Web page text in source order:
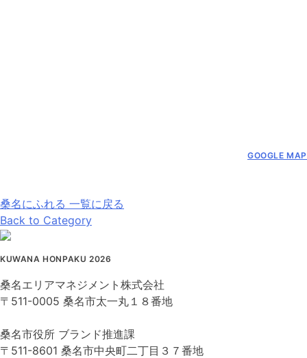
GOOGLE MAP
桑名にふれる 一覧に戻る
Back to Category
KUWANA HONPAKU 2026
桑名エリアマネジメント株式会社
〒511-0005 桑名市太一丸１８番地
桑名市役所 ブランド推進課
〒511-8601 桑名市中央町二丁目３７番地